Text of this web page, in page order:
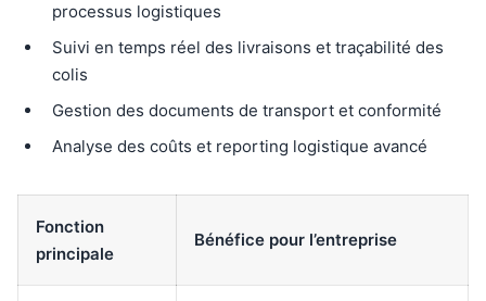
processus logistiques
Suivi en temps réel des livraisons et traçabilité des
colis
Gestion des documents de transport et conformité
Analyse des coûts et reporting logistique avancé
Fonction
principale
Bénéfice pour l’entreprise